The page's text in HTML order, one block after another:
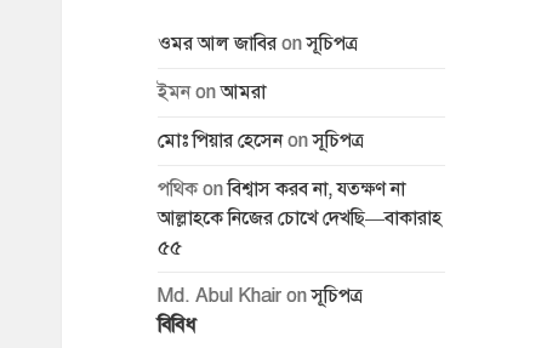
ওমর আল জাবিরonসূচিপত্র
ইমনonআমরা
মোঃ পিয়ার হেসেনonসূচিপত্র
পথিকonবিশ্বাস করব না, যতক্ষণ না
আল্লাহকে নিজের চোখে দেখছি—বাকারাহ
৫৫
Md. Abul Khaironসূচিপত্র
বিবিধ